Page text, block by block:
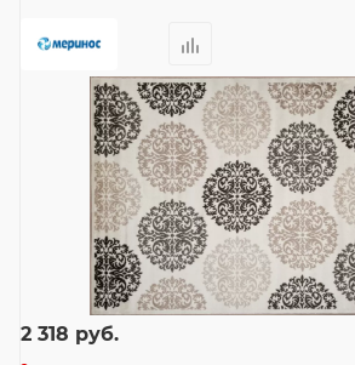
2 318 руб.